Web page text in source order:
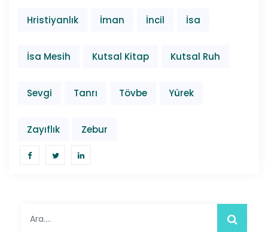
Hristiyanlık İman İncil İsa
İsa Mesih Kutsal Kitap Kutsal Ruh
Sevgi Tanrı Tövbe Yürek
Zayıflık Zebur